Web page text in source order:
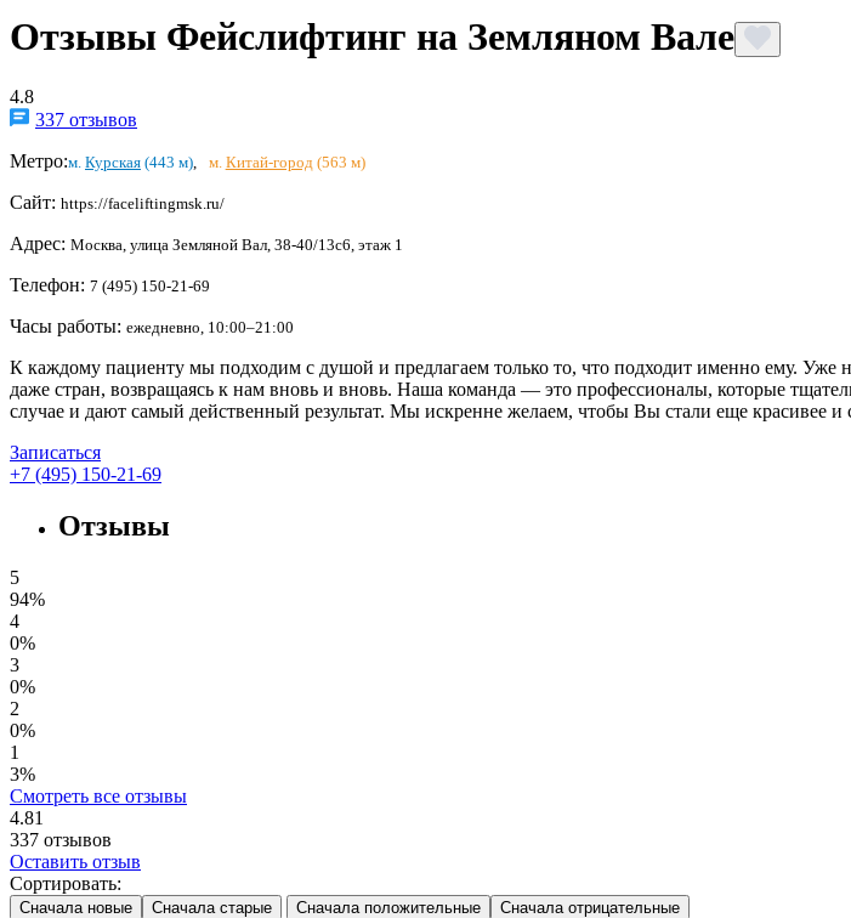
Отзывы Фейслифтинг на Земляном Вале
4.8
337 отзывов
Метро:м. Курская (443 м) м. Китай-город (563 м)
Сайт: https://faceliftingmsk.ru/
Адрес: Москва, улица Земляной Вал, 38-40/13с6, этаж 1
Телефон: 7 (495) 150-21-69
Часы работы: ежедневно, 10:00–21:00
К каждому пациенту мы подходим с душой и предлагаем только то, что подходит именно ему.
даже стран, возвращаясь к нам вновь и вновь. Наша команда — это профессионалы, которые
случае и дают самый действенный результат. Мы искренне желаем, чтобы Вы стали еще красивее и
Записаться
+7 (495) 150-21-69
Отзывы
5
94%
4
0%
3
0%
2
0%
1
3%
Смотреть все отзывы
4.81
337 отзывов
Оставить отзыв
Сортировать:
Сначала новые Сначала старые Сначала положительные Сначала отрицательные